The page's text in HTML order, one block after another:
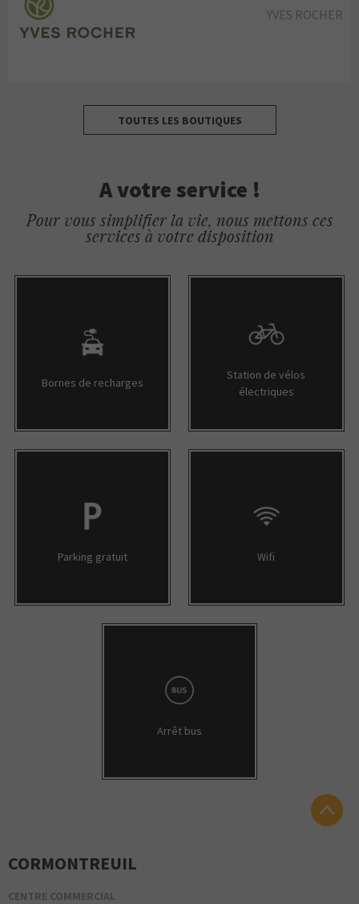
YVES ROCHER
TOUTES LES BOUTIQUES
A votre service !
Pour vous simplifier la vie, nous mettons ces
services à votre disposition
Bornes de recharges
Station de vélos
électriques
Parking gratuit Wifi
Arrêt bus
CORMONTREUIL
CENTRE COMMERCIAL